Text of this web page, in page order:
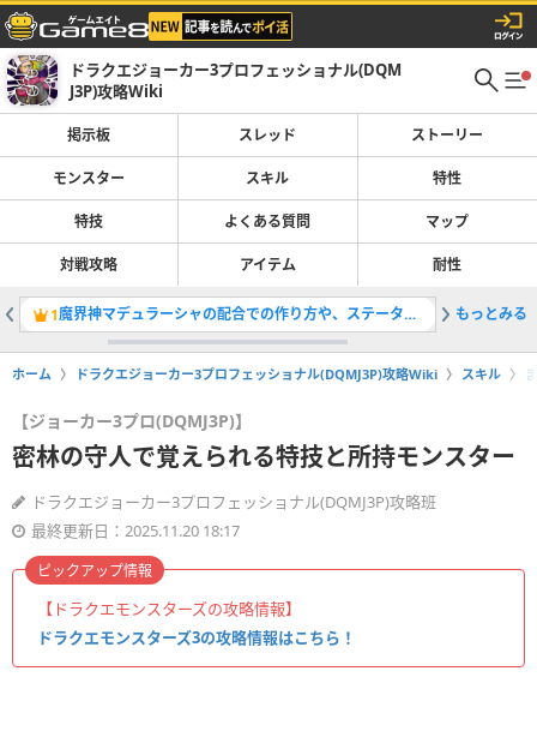
ドラクエジョーカー3プロフェッショナル(DQM
J3P)攻略Wiki
掲示板 スレッド ストーリー
モンスター スキル 特性
特技 よくある質問 マップ
対戦攻略 アイテム 耐性
1 魔界神マデュラーシャの配合での作り方や、ステータスのまとめ 2
もっとみる
ホーム ドラクエジョーカー3プロフェッショナル(DQMJ3P)攻略Wiki スキル
【ジョーカー3プロ(DQMJ3P)】
密林の守人で覚えられる特技と所持モンスター
ドラクエジョーカー3プロフェッショナル(DQMJ3P)攻略班
最終更新日：2025.11.20 18:17
【ドラクエモンスターズの攻略情報】
ドラクエモンスターズ3の攻略情報はこちら！
ピックアップ情報